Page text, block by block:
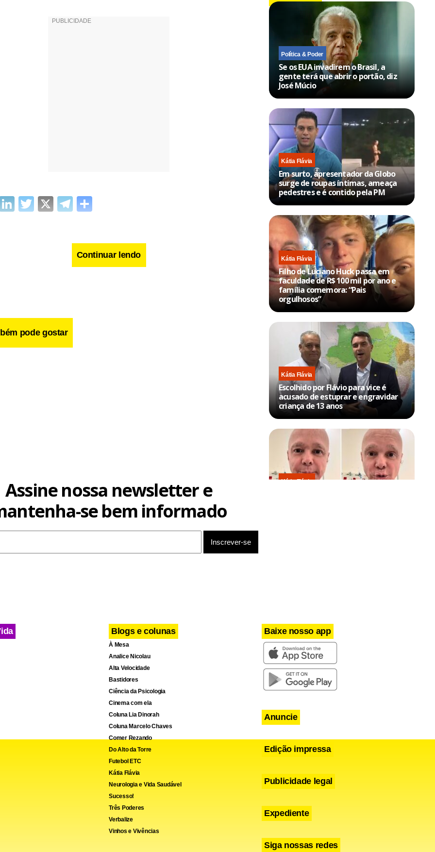
LinkedIn
Twitter
X Telegram
Continuar lendo
pode gostar
Política & Poder
Se os EUA invadirem o Brasil, a
gente terá que abrir o portão, diz
José Múcio
Kátia Flávia
Em surto, apresentador da Globo
surge de roupas íntimas, ameaça
pedestres e é contido pela PM
Kátia Flávia
Filho de Luciano Huck passa em
faculdade de R$ 100 mil por ano e
família comemora: “Pais
orgulhosos”
Kátia Flávia
Escolhido por Flávio para vice é
acusado de estuprar e engravidar
criança de 13 anos
Kátia Flávia
Assine nossa newsletter e
se bem informado
Blogs e colunas
À Mesa
Analice Nicolau
Alta Velocidade
Bastidores
Ciência da Psicologia
Cinema com ela
Coluna Lia Dinorah
Coluna Marcelo Chaves
Comer Rezando
Do Alto da Torre
Futebol ETC
Kátia Flávia
Neurologia e Vida Saudável
Sucesso!
Três Poderes
Verbalize
Vinhos e Vivências
Baixe nosso app
Anuncie
Edição impressa
Publicidade legal
Expediente
Siga nossas redes